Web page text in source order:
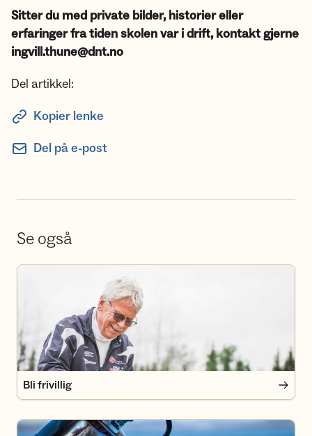
Sitter du med private bilder, historier eller
erfaringer fra tiden skolen var i drift, kontakt gjerne
ingvill.thune@dnt.no
Del artikkel:
Kopier lenke
Del på e-post
Se også
Bli frivillig
Bli frivillig
Bli medlem